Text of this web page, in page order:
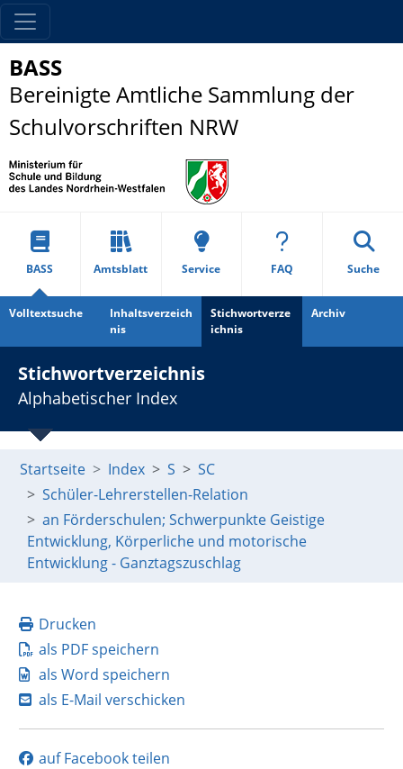
BASS
Bereinigte Amtliche Sammlung der
Schulvorschriften NRW
BASS Amtsblatt Service FAQ Suche
Volltextsuche
Inhaltsverzeich
nis
Stichwortverze
ichnis
Archiv
Stichwortverzeichnis
Alphabetischer Index
Startseite Index S
SC
Schüler-Lehrerstellen-Relation
an Förderschulen; Schwerpunkte Geistige
Entwicklung, Körperliche und motorische
Entwicklung - Ganztagszuschlag
Drucken
als PDF speichern
als Word speichern
als E-Mail verschicken
auf Facebook teilen